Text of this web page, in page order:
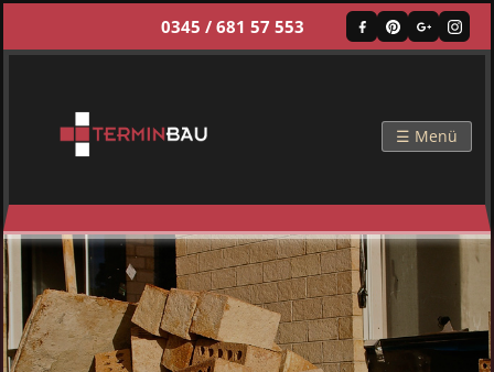
0345 / 681 57 553
☰ Menü